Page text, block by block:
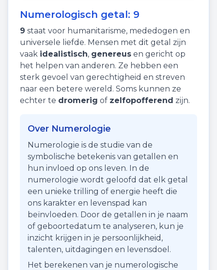
Numerologisch getal: 9
9 staat voor humanitarisme, mededogen en
universele liefde. Mensen met dit getal zijn
vaak idealistisch, genereus en gericht op
het helpen van anderen. Ze hebben een
sterk gevoel van gerechtigheid en streven
naar een betere wereld. Soms kunnen ze
echter te dromerig of zelfopofferend zijn.
Over Numerologie
Numerologie is de studie van de
symbolische betekenis van getallen en
hun invloed op ons leven. In de
numerologie wordt geloofd dat elk getal
een unieke trilling of energie heeft die
ons karakter en levenspad kan
beïnvloeden. Door de getallen in je naam
of geboortedatum te analyseren, kun je
inzicht krijgen in je persoonlijkheid,
talenten, uitdagingen en levensdoel.
Het berekenen van je numerologische